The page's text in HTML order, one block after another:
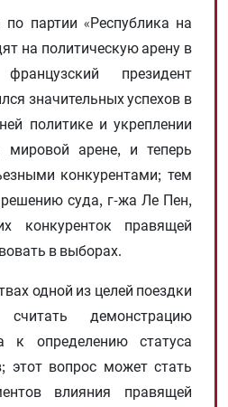
партии «Республика на
на политическую арену в
президент
значительных успехов в
политике и укреплении
мировой арене, и теперь
конкурентами; тем
решению суда, г-жа Ле Пен,
конкуренток правящей
в выборах.
одной из целей поездки
демонстрацию
к определению статуса
этот вопрос может стать
влияния правящей